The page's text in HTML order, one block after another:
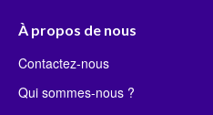
À propos de nous
Contactez-nous
Qui sommes-nous ?